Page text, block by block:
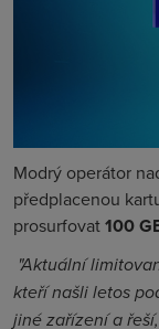
Modrý operátor
předplacenou
prosurfovat100
"Aktuální
kteří našli letos
jiné zařízení a